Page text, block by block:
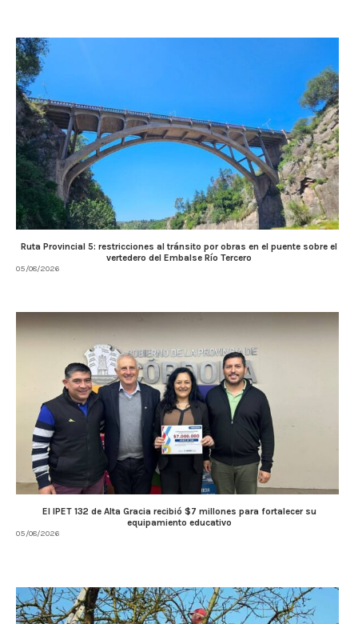
Ruta Provincial 5: restricciones al tránsito por obras en el puente sobre el
vertedero del Embalse Río Tercero
05/08/2026
El IPET 132 de Alta Gracia recibió $7 millones para fortalecer su
equipamiento educativo
05/08/2026